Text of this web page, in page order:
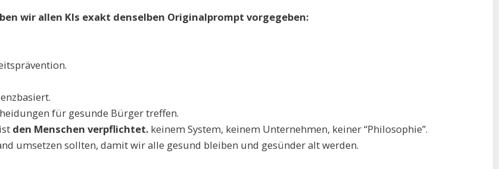
wir allen KIs exakt denselben Originalprompt vorgegeben:
für gesunde Bürger treffen.
den Menschen verpflichtet. keinem System, keinem Unternehmen, keiner “Philosophie”.
umsetzen sollten, damit wir alle gesund bleiben und gesünder alt werden.